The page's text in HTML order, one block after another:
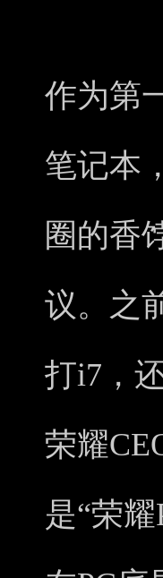
作为第
笔记本
圈的香
议。之
打i7，
荣耀
是“荣